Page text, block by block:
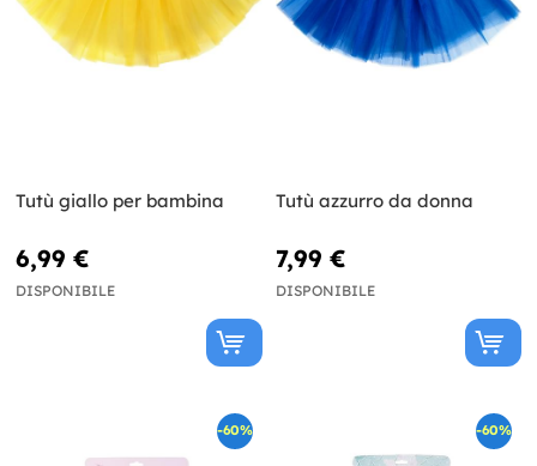
Tutù giallo per bambina
6,99 €
DISPONIBILE
Tutù azzurro da donna
7,99 €
DISPONIBILE
-60% -60%